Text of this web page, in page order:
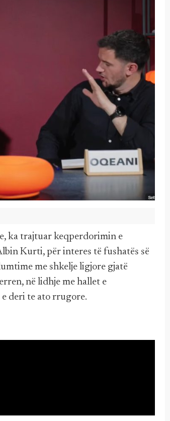
ka trajtuar keqperdorimin e
Kurti, për interes të fushatës së
me shkelje ligjore gjatë
në lidhje me hallet e
deri te ato rrugore.